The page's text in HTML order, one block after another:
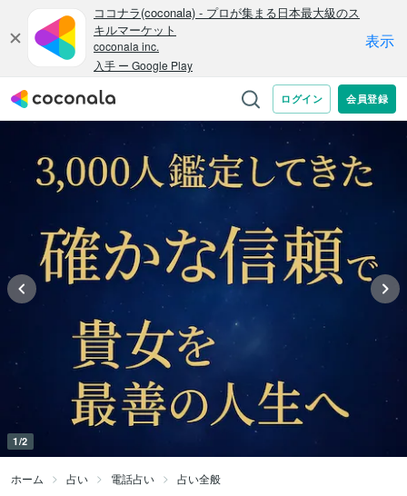
1/2
ホーム 占い 電話占い 占い全般